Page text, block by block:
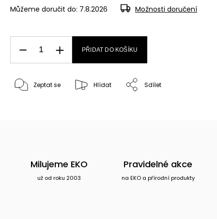
Můžeme doručit do: 7.8.2026 Možnosti doručení
PŘIDAT DO KOŠÍKU
Zeptat se Hlídat Sdílet
Milujeme EKO
už od roku 2003
Pravidelné akce
na EKO a přírodní produkty